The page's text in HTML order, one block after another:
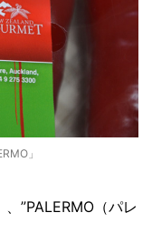
」
”PALERMO（パレ